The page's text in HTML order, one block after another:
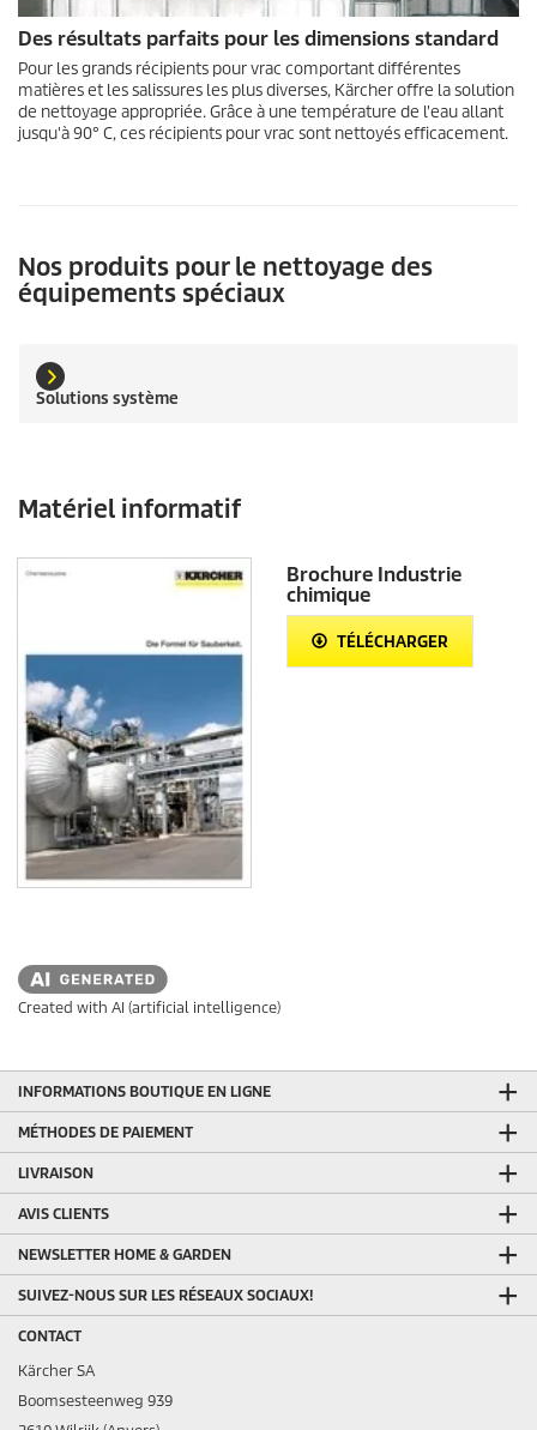
Des résultats parfaits pour les dimensions standard
Pour les grands récipients pour vrac comportant différentes
matières et les salissures les plus diverses, Kärcher offre la solution
de nettoyage appropriée. Grâce à une température de l'eau allant
jusqu'à 90° C, ces récipients pour vrac sont nettoyés efficacement.
Nos produits pour le nettoyage des
équipements spéciaux
Solutions système
Matériel informatif
Brochure Industrie
chimique
TÉLÉCHARGER
Created with AI (artificial intelligence)
INFORMATIONS BOUTIQUE EN LIGNE
MÉTHODES DE PAIEMENT
LIVRAISON
AVIS CLIENTS
NEWSLETTER HOME & GARDEN
SUIVEZ-NOUS SUR LES RÉSEAUX SOCIAUX!
CONTACT
Kärcher SA
Boomsesteenweg 939